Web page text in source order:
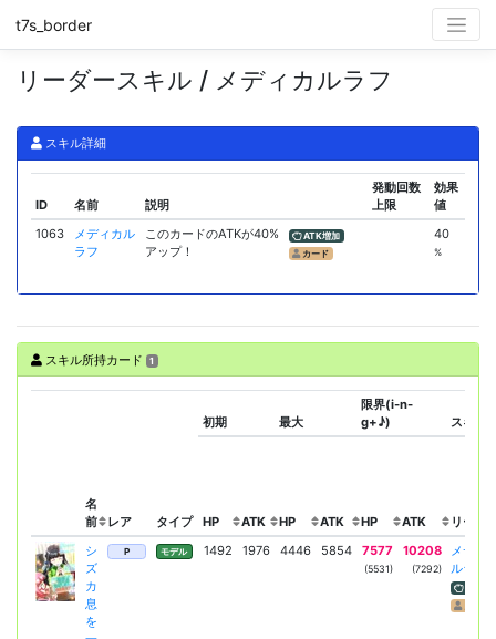
t7s_border
リーダースキル / メディカルラフ
スキル詳細
ID 名前 説明
発動回数
上限
効果
値
1063
メディカル
ラフ
このカードのATKが40%
アップ！
ATK増加
カード
40
%
スキル所持カード 1
名
前
レア タイプ
初期 最大
限界(i-n-
g+♪)
スキル
HP ATK HP ATK HP ATK
リーダ
シ
ズ
カ
息
を
P モデル 1492 1976 4446 5854 7577
(5531)
10208
(7292)
メディ
ルラフ
ATK増